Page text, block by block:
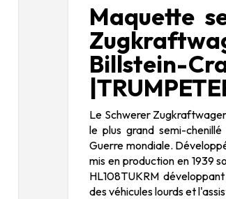
Maquette
Billstein-
Le Schwerer
le plus grand semi-
Guerre mondiale.
mis en production en 1939
HL108TUKRM
des véhicules lourds et